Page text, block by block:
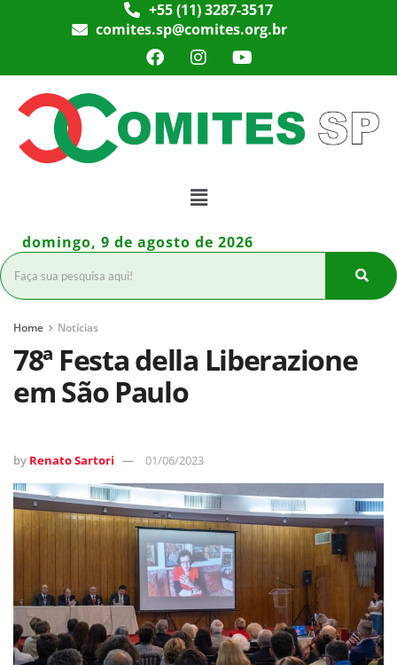
+55 (11) 3287-3517
comites.sp@comites.org.br
domingo, 9 de agosto de 2026
Home Notícias
78ª Festa della Liberazione
em São Paulo
by Renato Sartori 01/06/2023